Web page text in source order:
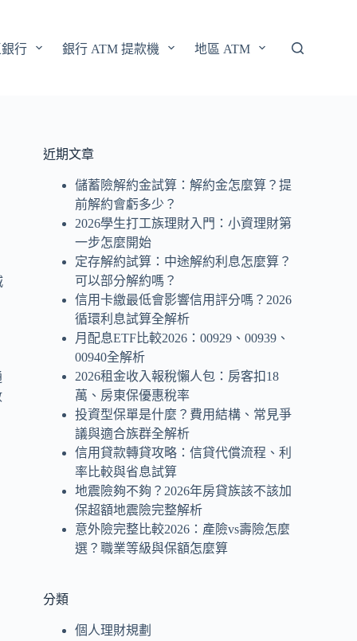
行 銀行 ATM 提款機 地區 ATM
近期文章
儲蓄險解約金試算：解約金怎麼算？提
前解約會虧多少？
2026學生打工族理財入門：小資理財第
一步怎麼開始
定存解約試算：中途解約利息怎麼算？
可以部分解約嗎？
信用卡繳最低會影響信用評分嗎？2026
循環利息試算全解析
月配息ETF比較2026：00929、00939、
00940全解析
2026租金收入報稅懶人包：房客扣18
萬、房東保優惠稅率
投資型保單是什麼？費用結構、常見爭
議與適合族群全解析
信用貸款轉貸攻略：信貸代償流程、利
率比較與省息試算
地震險夠不夠？2026年房貸族該不該加
保超額地震險完整解析
意外險完整比較2026：產險vs壽險怎麼
選？職業等級與保額怎麼算
分類
個人理財規劃